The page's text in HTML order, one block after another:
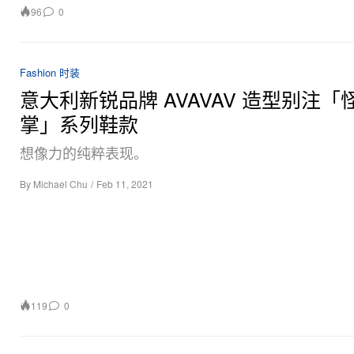
96 0
Fashion 时装
意大利新锐品牌 AVAVAV 造型别注「
掌」系列鞋款
想像力的纯粹表现。
By Michael Chu / Feb 11, 2021
119 0